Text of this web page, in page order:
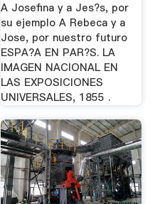
A Josefina y a Jes?s, por
su ejemplo A Rebeca y a
Jose, por nuestro futuro
ESPA?A EN PAR?S. LA
IMAGEN NACIONAL EN
LAS EXPOSICIONES
UNIVERSALES, 1855 .